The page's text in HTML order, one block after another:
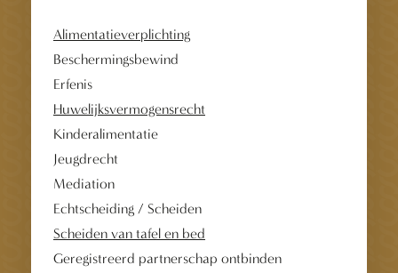
Alimentatieverplichting
Beschermingsbewind
Erfenis
Huwelijksvermogensrecht
Kinderalimentatie
Jeugdrecht
Mediation
Echtscheiding / Scheiden
Scheiden van tafel en bed
Geregistreerd partnerschap ontbinden